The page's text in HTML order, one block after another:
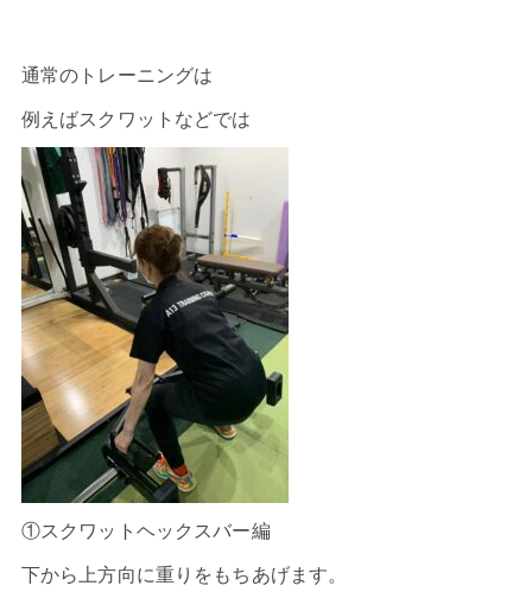
通常のトレーニングは
例えばスクワットなどでは
①スクワットヘックスバー編
下から上方向に重りをもちあげます。